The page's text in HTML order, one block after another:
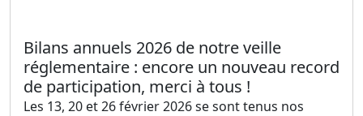
Bilans annuels 2026 de notre veille
réglementaire : encore un nouveau record
de participation, merci à tous !
Les 13, 20 et 26 février 2026 se sont tenus nos